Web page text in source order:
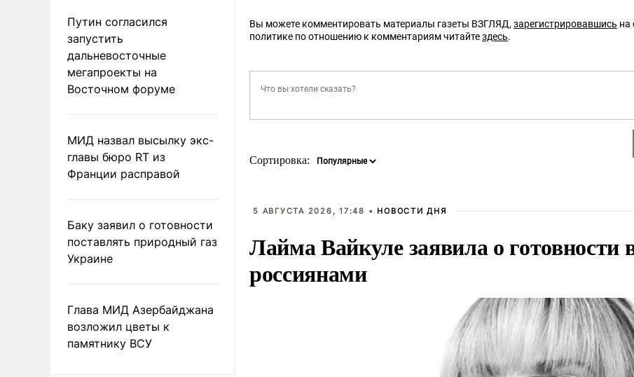
Путин согласился
запустить
дальневосточные
мегапроекты на
Восточном форуме
МИД назвал высылку экс-
главы бюро RT из
Франции расправой
Баку заявил о готовности
поставлять природный газ
Украине
Глава МИД Азербайджана
возложил цветы к
памятнику ВСУ
Вы можете комментировать материалы газеты ВЗГЛЯД, зарегистрировавшись на
политике по отношению к комментариям читайтездесь.
Сортировка:
5 АВГУСТА 2026, 17:48 • НОВОСТИ ДНЯ
Лайма Вайкуле заявила о готовности
россиянами